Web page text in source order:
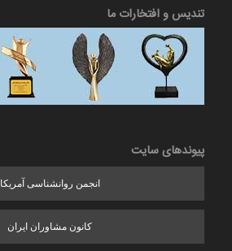
تندیس و افتخارات ما
پیوندهای سایت
انجمن روانشناسی آمریکا
کانون مشاوران ایران